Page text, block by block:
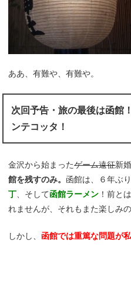
ああ、有難や、有難や。
次回予告・旅の最後は函館
ンテコッタ！
金沢から始まったゲーム遠征新
館を残すのみ。 函館は、６年ぶ
丁、そして函館ラーメン ！前と
れませんが、それもまた楽しみの
しかし、函館では重篤な問題が